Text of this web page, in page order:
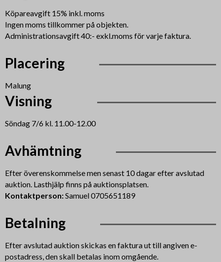
Köpareavgift 15% inkl. moms
Ingen moms tillkommer på objekten.
Administrationsavgift 40:- exkl.moms för varje faktura.
Placering
Malung
Visning
Söndag 7/6 kl. 11.00-12.00
Avhämtning
Efter överenskommelse men senast 10 dagar efter avslutad
auktion. Lasthjälp finns på auktionsplatsen.
Kontaktperson:Samuel 0705651189
Betalning
Efter avslutad auktion skickas en faktura ut till angiven e-
postadress, den skall betalas inom omgående.